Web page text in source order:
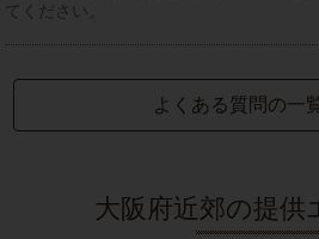
てください。
よくある質問の一
大阪府近郊の提供